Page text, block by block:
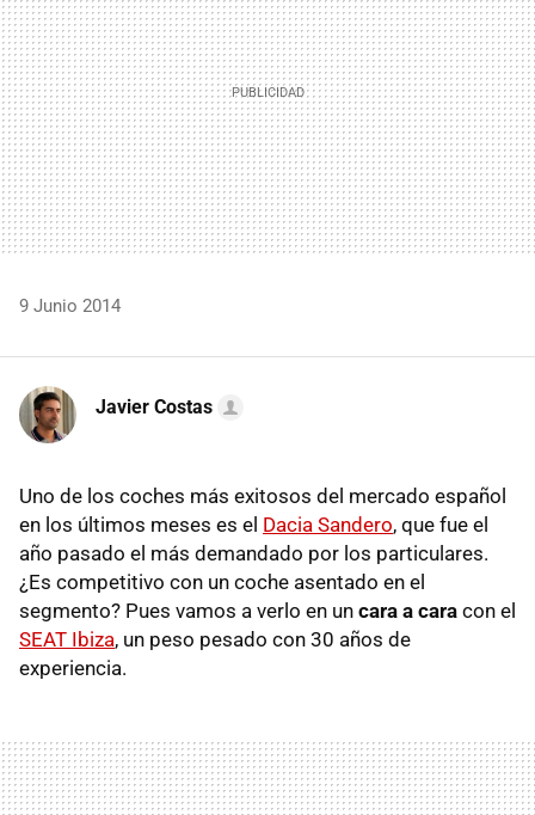
9 Junio 2014
Javier Costas
Uno de los coches más exitosos del mercado español
en los últimos meses es el Dacia Sandero, que fue el
año pasado el más demandado por los particulares.
¿Es competitivo con un coche asentado en el
segmento? Pues vamos a verlo en un cara a cara con el
SEAT Ibiza, un peso pesado con 30 años de
experiencia.